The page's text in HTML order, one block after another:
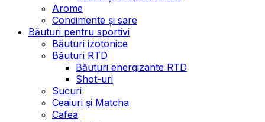
Arome
Condimente și sare
Băuturi pentru sportivi
Băuturi izotonice
Băuturi RTD
Băuturi energizante RTD
Shot-uri
Sucuri
Ceaiuri și Matcha
Cafea